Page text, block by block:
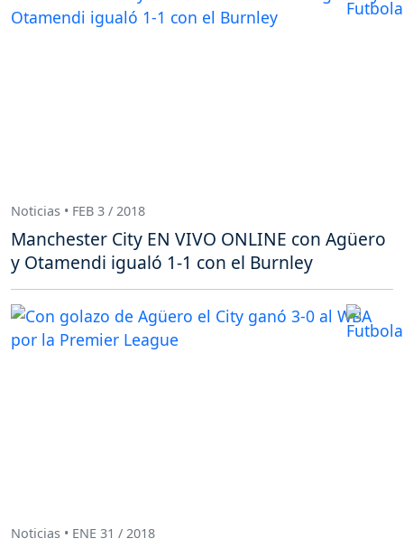
Noticias • FEB 3 / 2018
Manchester City EN VIVO ONLINE con Agüero
y Otamendi igualó 1-1 con el Burnley
Noticias • ENE 31 / 2018